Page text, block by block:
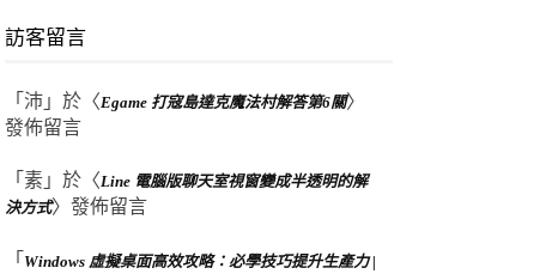
訪客留言
「 沛 」於〈Egame 打寇島達克魔法村解答第6關〉
發佈留言
「 素 」於〈Line 電腦版聊天室視窗變成半透明的解
決方式〉發佈留言
「 Windows 虛擬桌面高效攻略：必學技巧提升生產力 |